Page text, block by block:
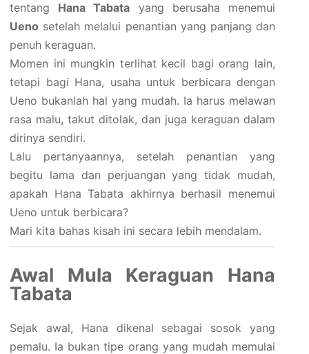
tentang Hana Tabata yang berusaha menemui
Ueno setelah melalui penantian yang panjang dan
penuh keraguan.
Momen ini mungkin terlihat kecil bagi orang lain,
tetapi bagi Hana, usaha untuk berbicara dengan
Ueno bukanlah hal yang mudah. Ia harus melawan
rasa malu, takut ditolak, dan juga keraguan dalam
dirinya sendiri.
Lalu pertanyaannya, setelah penantian yang
begitu lama dan perjuangan yang tidak mudah,
apakah Hana Tabata akhirnya berhasil menemui
Ueno untuk berbicara?
Mari kita bahas kisah ini secara lebih mendalam.
Awal Mula Keraguan Hana
Tabata
Sejak awal, Hana dikenal sebagai sosok yang
pemalu. Ia bukan tipe orang yang mudah memulai